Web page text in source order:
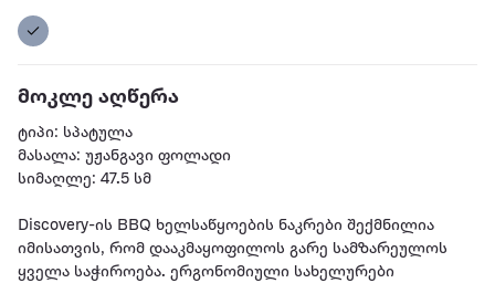
მოკლე აღწერა
ტიპი: სპატულა
მასალა: უჟანგავი ფოლადი
სიმაღლე: 47.5 სმ
Discovery-ის BBQ ხელსაწყოების ნაკრები შექმნილია
იმისათვის, რომ დააკმაყოფილოს გარე სამზარეულოს
ყველა საჭიროება. ერგონომიული სახელურები